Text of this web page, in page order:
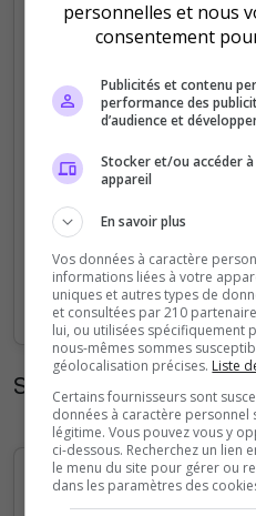
0
1
2
Sep Oct Nov Dec Jan Feb
Statistiques horaires
personnelles et nous
consentement
Publicités et contenu
performance des
d’audience et
Stocker et/ou accéder
appareil
En savoir plus
Vos données à caractère
informations liées à votre
uniques et autres types de
et consultées par 210
lui, ou utilisées spécifiquement
nous-mêmes sommes
géolocalisation précises. Liste
Certains fournisseurs sont
données à caractère personnel
légitime. Vous pouvez vous y
ci-dessous. Recherchez un lien
le menu du site pour gérer ou
dans les paramètres des